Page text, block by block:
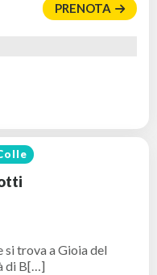
PRENOTA
trova a Gioia del
di B[…]